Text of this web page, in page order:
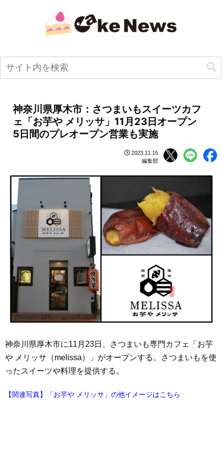
神奈川県厚木市：さつまいもスイーツカフ
ェ「お芋や メリッサ」11月23日オープン
5日間のプレオープン営業も実施
2023.11.15
編集部
神奈川県厚木市に11月23日、さつまいも専門カフェ「お芋
や メリッサ（melissa）」がオープンする。さつまいもを使
ったスイーツや料理を提供する。
【関連写真】「お芋や メリッサ」の他イメージはこちら